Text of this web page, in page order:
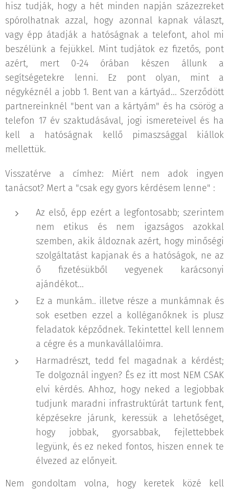
hisz tudják, hogy a hét minden napján százezreket
spórolhatnak azzal, hogy azonnal kapnak választ,
vagy épp átadják a hatóságnak a telefont, ahol mi
beszélünk a fejükkel. Mint tudjátok ez fizetős, pont
azért, mert 0-24 órában készen állunk a
segítségetekre lenni. Ez pont olyan, mint a
négykéznél a jobb 1. Bent van a kártyád... Szerződött
partnereinknél "bent van a kártyám" és ha csörög a
telefon 17 év szaktudásával, jogi ismereteivel és ha
kell a hatóságnak kellő pimaszsággal kiállok
mellettük.
Visszatérve a címhez: Miért nem adok ingyen
tanácsot? Mert a "csak egy gyors kérdésem lenne" :
Az első, épp ezért a legfontosabb; szerintem
nem etikus és nem igazságos azokkal
szemben, akik áldoznak azért, hogy minőségi
szolgáltatást kapjanak és a hatóságok, ne az
ő fizetésükből vegyenek karácsonyi
ajándékot...
Ez a munkám.. illetve része a munkámnak és
sok esetben ezzel a kolléganőknek is plusz
feladatok képződnek. Tekintettel kell lennem
a cégre és a munkavállalóimra.
Harmadrészt, tedd fel magadnak a kérdést;
Te dolgoznál ingyen? És ez itt most NEM CSAK
elvi kérdés. Ahhoz, hogy neked a legjobbak
tudjunk maradni infrastruktúrát tartunk fent,
képzésekre járunk, keressük a lehetőséget,
hogy jobbak, gyorsabbak, fejlettebbek
legyünk, és ez neked fontos, hiszen ennek te
élvezed az előnyeit.
Nem gondoltam volna, hogy keretek közé kell